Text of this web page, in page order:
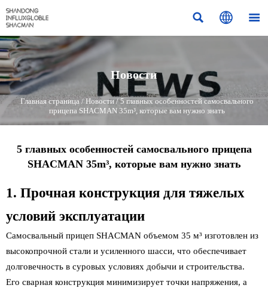
  
Новости
Главная страница/Новости/5 главных особенностей самосвального
прицепа SHACMAN 35m³, которые вам нужно знать
5 главных особенностей самосвального прицепа
SHACMAN 35m³, которые вам нужно знать
1. Прочная конструкция для тяжелых
условий эксплуатации
Самосвальный прицеп SHACMAN объемом 35 м³ изготовлен из
высокопрочной стали и усиленного шасси, что обеспечивает
долговечность в суровых условиях добычи и строительства.
Его сварная конструкция минимизирует точки напряжения, а